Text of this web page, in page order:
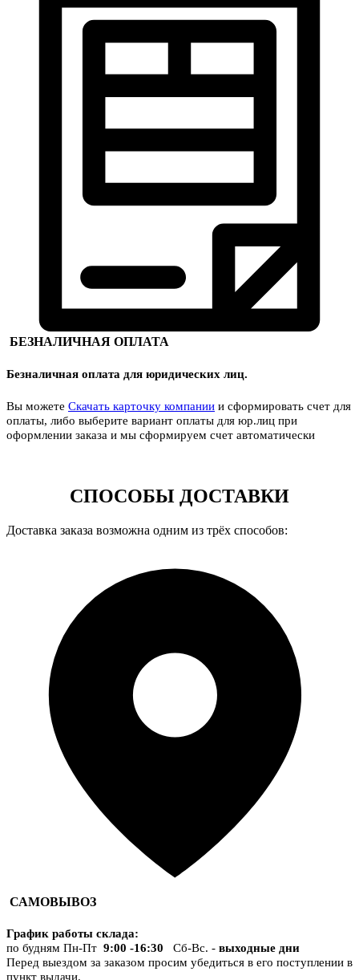
БЕЗНАЛИЧНАЯ ОПЛАТА
Безналичная оплата для юридических лиц.
Вы можете Скачать карточку компании и сформировать счет для
оплаты, либо выберите вариант оплаты для юр.лиц при
оформлении заказа и мы сформируем счет автоматически
СПОСОБЫ ДОСТАВКИ
Доставка заказа возможна одним из трёх способов:
САМОВЫВОЗ
График работы склада:
по будням Пн-Пт 9:00 -16:30 Сб-Вс. - выходные дни
Перед выездом за заказом просим убедиться в его поступлении в
пункт выдачи.